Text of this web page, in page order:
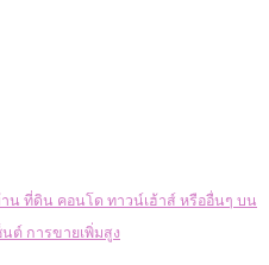
น ที่ดิน คอนโด ทาวน์เฮ้าส์ หรืออื่นๆ บน
นต์ การขายเพิ่มสูง